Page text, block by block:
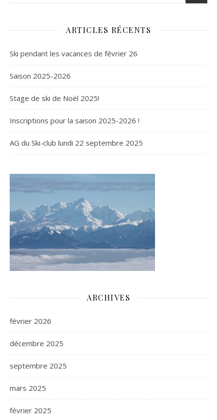
ARTICLES RÉCENTS
Ski pendant les vacances de février 26
Saison 2025-2026
Stage de ski de Noël 2025!
Inscriptions pour la saison 2025-2026 !
AG du Ski-club lundi 22 septembre 2025
ARCHIVES
février 2026
décembre 2025
septembre 2025
mars 2025
février 2025